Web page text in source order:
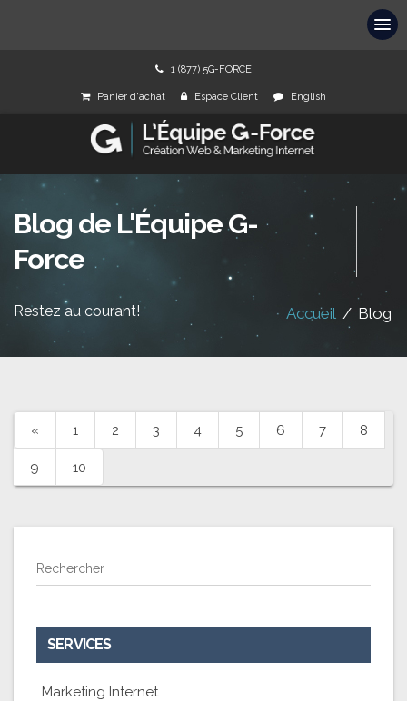
1 (877) 5G-FORCE
Panier d'achat Espace Client English
Blog de L'Équipe G-
Force
Restez au courant! Accueil / Blog
« 1 2 3 4 5 6 7 8
9 10
Rechercher
SERVICES
Marketing Internet